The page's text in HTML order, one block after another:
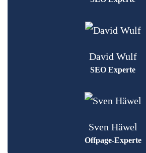
David Wulf
SEO Experte
Sven Häwel
Offpage-Experte